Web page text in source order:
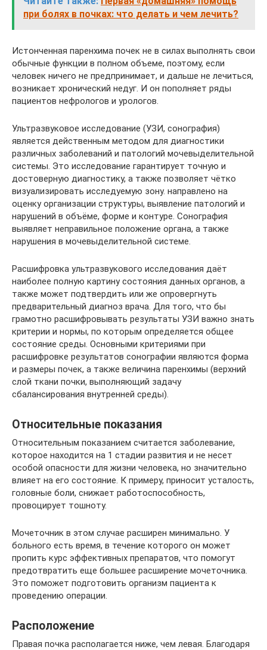
при болях в почках: что делать и чем лечить?
Истонченная паренхима почек не в силах выполнять свои
обычные функции в полном объеме, поэтому, если
человек ничего не предпринимает, и дальше не лечиться,
возникает хронический недуг. И он пополняет ряды
пациентов нефрологов и урологов.
Ультразвуковое исследование (УЗИ, сонография)
является действенным методом для диагностики
различных заболеваний и патологий мочевыделительной
системы. Это исследование гарантирует точную и
достоверную диагностику, а также позволяет чётко
визуализировать исследуемую зону. направлено на
оценку организации структуры, выявление патологий и
нарушений в объёме, форме и контуре. Сонография
выявляет неправильное положение органа, а также
нарушения в мочевыделительной системе.
Расшифровка ультразвукового исследования даёт
наиболее полную картину состояния данных органов, а
также может подтвердить или же опровергнуть
предварительный диагноз врача. Для того, что бы
грамотно расшифровывать результаты УЗИ важно знать
критерии и нормы, по которым определяется общее
состояние среды. Основными критериями при
расшифровке результатов сонографии являются форма
и размеры почек, а также величина паренхимы (верхний
слой ткани почки, выполняющий задачу
сбалансирования внутренней среды).
Относительные показания
Относительным показанием считается заболевание,
которое находится на 1 стадии развития и не несет
особой опасности для жизни человека, но значительно
влияет на его состояние. К примеру, приносит усталость,
головные боли, снижает работоспособность,
провоцирует тошноту.
Мочеточник в этом случае расширен минимально. У
больного есть время, в течение которого он может
пропить курс эффективных препаратов, что помогут
предотвратить еще большее расширение мочеточника.
Это поможет подготовить организм пациента к
проведению операции.
Расположение
Правая почка располагается ниже, чем левая. Благодаря